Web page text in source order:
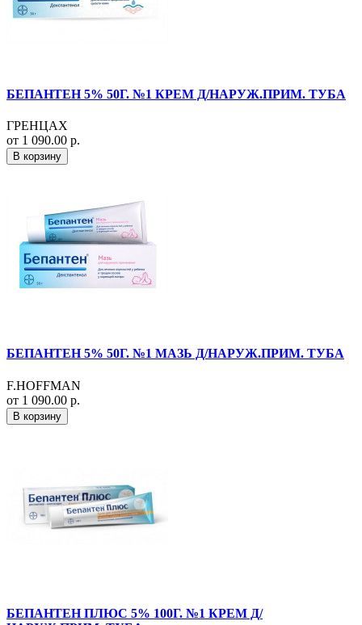
БЕПАНТЕН 5% 50Г. №1 КРЕМ Д/НАРУЖ.ПРИМ. ТУБА
ГРЕНЦАХ
от 1 090.00 р.
В корзину
БЕПАНТЕН 5% 50Г. №1 МАЗЬ Д/НАРУЖ.ПРИМ. ТУБА
F.HOFFMAN
от 1 090.00 р.
В корзину
БЕПАНТЕН ПЛЮС 5% 100Г. №1 КРЕМ Д/